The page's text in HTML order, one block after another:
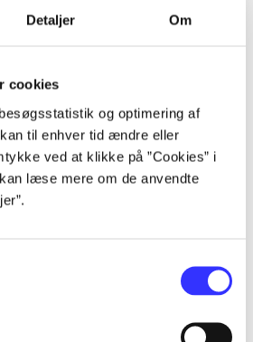
Detaljer Om
cookies
og optimering af
til enhver tid ændre eller
ved at klikke på ”Cookies” i
læse mere om de anvendte